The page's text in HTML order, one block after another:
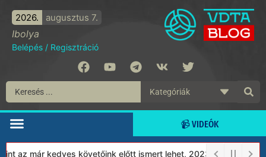
2026. augusztus 7.
Ibolya
Belépés / Regisztráció
📹 VIDEÓK
az már kedves követőink előtt ismert lehet, 2023-tól a Védett